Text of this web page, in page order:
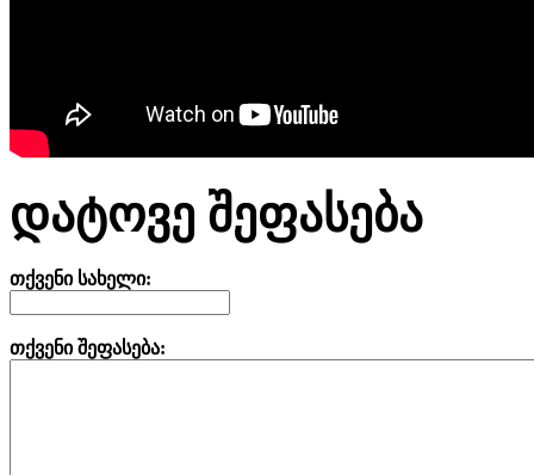
დატოვე შეფასება
თქვენი სახელი:
თქვენი შეფასება: